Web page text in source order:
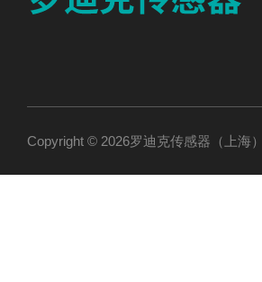
Copyright © 2026罗迪克传感器（上